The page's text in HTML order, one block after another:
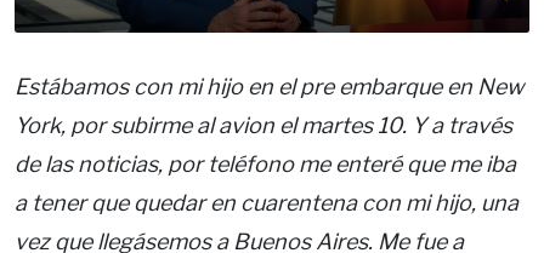
Estábamos con mi hijo en el pre embarque en New
York, por subirme al avion el martes 10. Y a través
de las noticias, por teléfono me enteré que me iba
a tener que quedar en cuarentena con mi hijo, una
vez que llegásemos a Buenos Aires. Me fue a